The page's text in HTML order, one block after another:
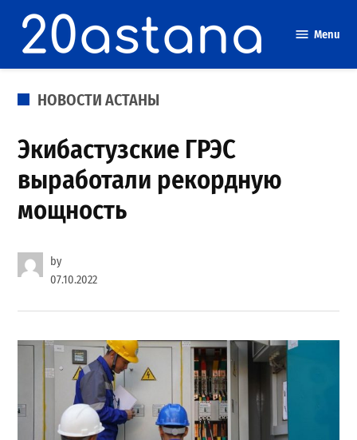
content
Menu
POSTED
НОВОСТИ АСТАНЫ
Экибастузские ГРЭС
выработали рекордную
мощность
by
07.10.2022